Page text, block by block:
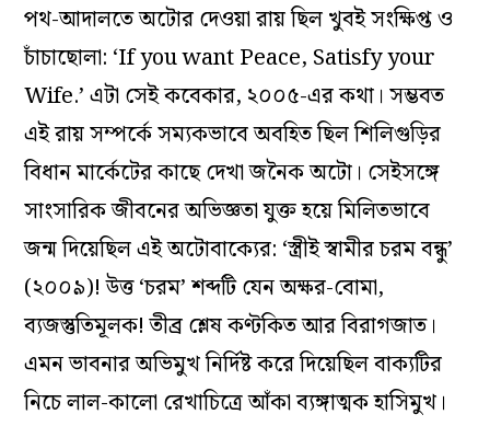
পথ-আদালতে অটোর দেওয়া রায় ছিল খুবই সংক্ষিপ্ত ও
চাঁচাছোলা: ‘If you want Peace, Satisfy your
Wife.’ এটা সেই কবেকার, ২০০৫-এর কথা। সম্ভবত
এই রায় সম্পর্কে সম্যকভাবে অবহিত ছিল শিলিগুড়ির
বিধান মার্কেটের কাছে দেখা জনৈক অটো। সেইসঙ্গে
সাংসারিক জীবনের অভিজ্ঞতা যুক্ত হয়ে মিলিতভাবে
জন্ম দিয়েছিল এই অটোবাক্যের: ‘স্ত্রীই স্বামীর চরম বন্ধু’
(২০০৯)! উত্ত ‘চরম’ শব্দটি যেন অক্ষর-বোমা,
ব্যজস্তুতিমূলক! তীব্র শ্লেষ কণ্টকিত আর বিরাগজাত।
এমন ভাবনার অভিমুখ নির্দিষ্ট করে দিয়েছিল বাক‌্যটির
নিচে লাল-কালো রেখাচিত্রে আঁকা ব‌্যঙ্গাত্মক হাসিমুখ।